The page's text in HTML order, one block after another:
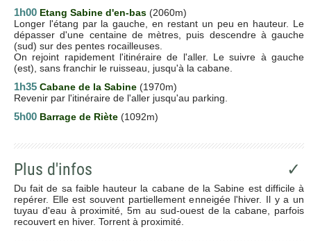
1h00 Etang Sabine d'en-bas (2060m)
Longer l'étang par la gauche, en restant un peu en hauteur. Le
dépasser d'une centaine de mètres, puis descendre à gauche
(sud) sur des pentes rocailleuses.
On rejoint rapidement l'itinéraire de l'aller. Le suivre à gauche
(est), sans franchir le ruisseau, jusqu'à la cabane.
1h35 Cabane de la Sabine (1970m)
Revenir par l'itinéraire de l'aller jusqu'au parking.
5h00 Barrage de Riète (1092m)
Plus d'infos ✓
Du fait de sa faible hauteur la cabane de la Sabine est difficile à
repérer. Elle est souvent partiellement enneigée l'hiver. Il y a un
tuyau d'eau à proximité, 5m au sud-ouest de la cabane, parfois
recouvert en hiver. Torrent à proximité.